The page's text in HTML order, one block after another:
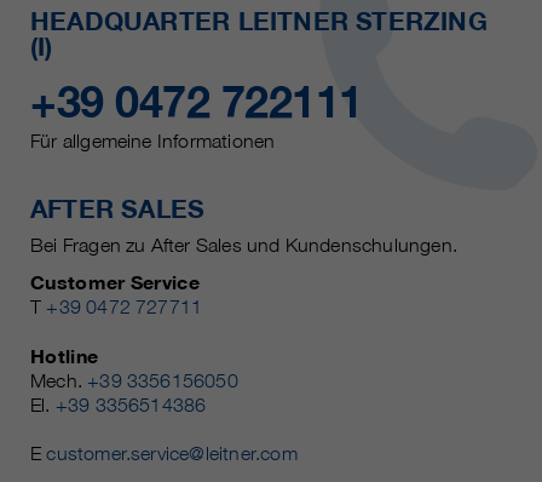
HEADQUARTER LEITNER STERZING
(I)
+39 0472 722111
Für allgemeine Informationen
AFTER SALES
Bei Fragen zu After Sales und Kundenschulungen.
Customer Service
T +39 0472 727711
Hotline
Mech. +39 3356156050
El. +39 3356514386
Ecustomer.service@leitner.com